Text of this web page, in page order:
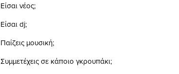
Είσαι νέος;
Είσαι dj;
Παίζεις μουσική;
Συμμετέχεις σε κάποιο γκρουπάκι;